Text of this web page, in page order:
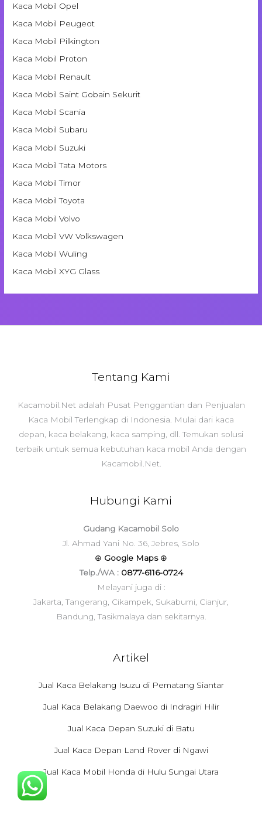
Kaca Mobil Opel
Kaca Mobil Peugeot
Kaca Mobil Pilkington
Kaca Mobil Proton
Kaca Mobil Renault
Kaca Mobil Saint Gobain Sekurit
Kaca Mobil Scania
Kaca Mobil Subaru
Kaca Mobil Suzuki
Kaca Mobil Tata Motors
Kaca Mobil Timor
Kaca Mobil Toyota
Kaca Mobil Volvo
Kaca Mobil VW Volkswagen
Kaca Mobil Wuling
Kaca Mobil XYG Glass
Tentang Kami
Kacamobil.Net adalah Pusat Penggantian dan Penjualan
Kaca Mobil Terlengkap di Indonesia. Mulai dari kaca
depan, kaca belakang, kaca samping, dll. Temukan solusi
terbaik untuk semua kebutuhan kaca mobil Anda dengan
Kacamobil.Net.
Hubungi Kami
Gudang Kacamobil Solo
Jl. Ahmad Yani No. 36, Jebres, Solo
⊕ Google Maps ⊕
Telp./WA : 0877-6116-0724
Melayani juga di :
Jakarta, Tangerang, Cikampek, Sukabumi, Cianjur,
Bandung, Tasikmalaya dan sekitarnya.
Artikel
Jual Kaca Belakang Isuzu di Pematang Siantar
Jual Kaca Belakang Daewoo di Indragiri Hilir
Jual Kaca Depan Suzuki di Batu
Jual Kaca Depan Land Rover di Ngawi
Jual Kaca Mobil Honda di Hulu Sungai Utara